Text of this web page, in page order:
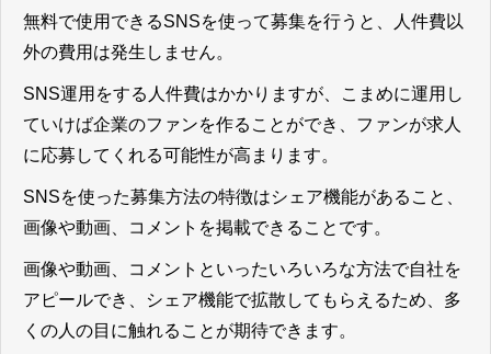
無料で使用できるSNSを使って募集を行うと、人件費以
外の費用は発生しません。
SNS運用をする人件費はかかりますが、こまめに運用し
ていけば企業のファンを作ることができ、ファンが求人
に応募してくれる可能性が高まります。
SNSを使った募集方法の特徴はシェア機能があること、
画像や動画、コメントを掲載できることです。
画像や動画、コメントといったいろいろな方法で自社を
アピールでき、シェア機能で拡散してもらえるため、多
くの人の目に触れることが期待できます。